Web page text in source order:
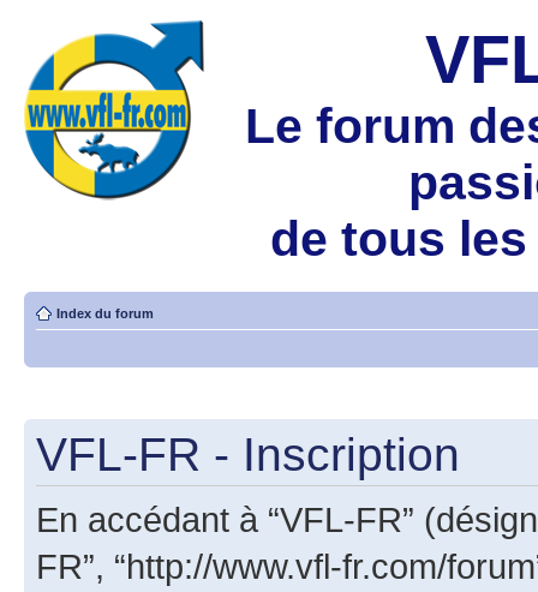
Le forum
de tous
Index du forum
VFL-FR - Inscription
En accédant à “VFL-FR”
FR”, “http://www.vfl-fr.com/